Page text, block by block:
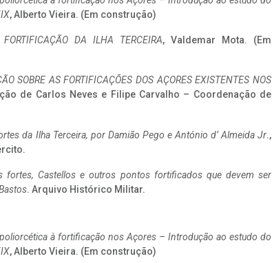
, Alberto Vieira. (Em construção)
FORTIFICAÇÃO DA ILHA TERCEIRA, Valdemar Mota. (Em
SOBRE AS FORTIFICAÇÕES DOS AÇORES EXISTENTES NOS
de Carlos Neves e Filipe Carvalho – Coordenação de
da Ilha Terceira, por Damião Pego e António d’ Almeida Jr.,
fortes, Castellos e outros pontos fortificados que devem ser
. Arquivo Histórico Militar.
à fortificação nos Açores – Introdução ao estudo do
, Alberto Vieira. (Em construção)